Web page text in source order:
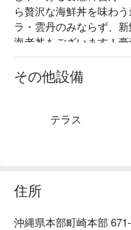
ら贅沢な海鮮丼を味わ
ラ・雲丹のみならず、
海老丼もございます！豪
【看板メニュー】
雲丹いくら沖縄マグロ
と雲丹、イクラの贅沢三
っけ盛り
その他設備
テラス
住所
沖縄県本部町崎本部